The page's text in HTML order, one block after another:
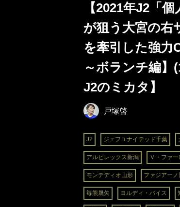
【2021年J2「
が狙う大宮の右
を牽引した強力
～ボランチ編】
J2のミカタ】
戸塚啓
J2 ジェフユナイテッド千葉
アルビレックス新潟 Ｖ・ファ
モンテディオ山形 ファジアーノ
毎熊晟矢 ヨルディ・バイス